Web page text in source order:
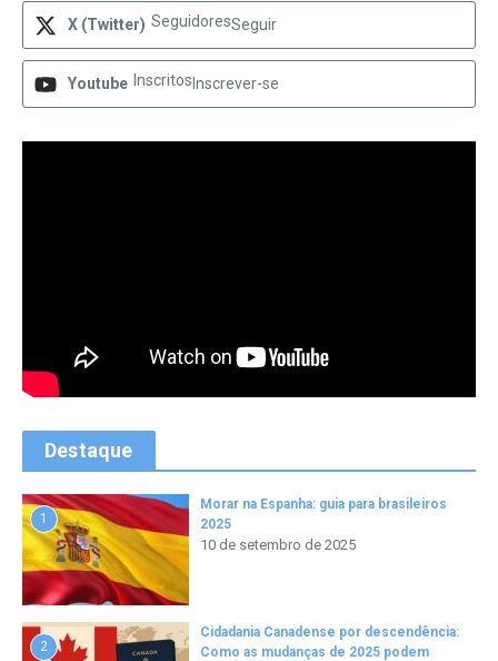
X (Twitter) SeguidoresSeguir
Youtube Inscritos Inscrever-se
Destaque
1
Morar na Espanha: guia para brasileiros
2025
10 de setembro de 2025
2
Cidadania Canadense por descendência:
Como as mudanças de 2025 podem